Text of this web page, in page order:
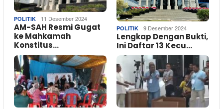
POLITIK 11 Desember 2024
AM-SAH Resmi Gugat
ke Mahkamah
Konstitus…
POLITIK 9 Desember 2024
Lengkap Dengan Bukti,
Ini Daftar 13 Kecu…